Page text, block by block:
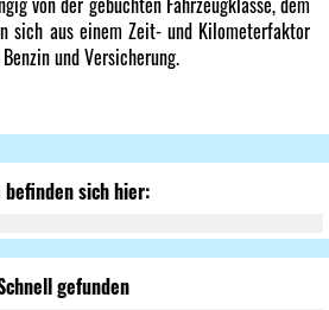
sich aus einem Zeit- und Kilometerfaktor
und Versicherung.
befinden sich hier:
gefunden